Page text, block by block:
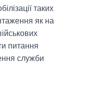
таких
як на
питання
служби